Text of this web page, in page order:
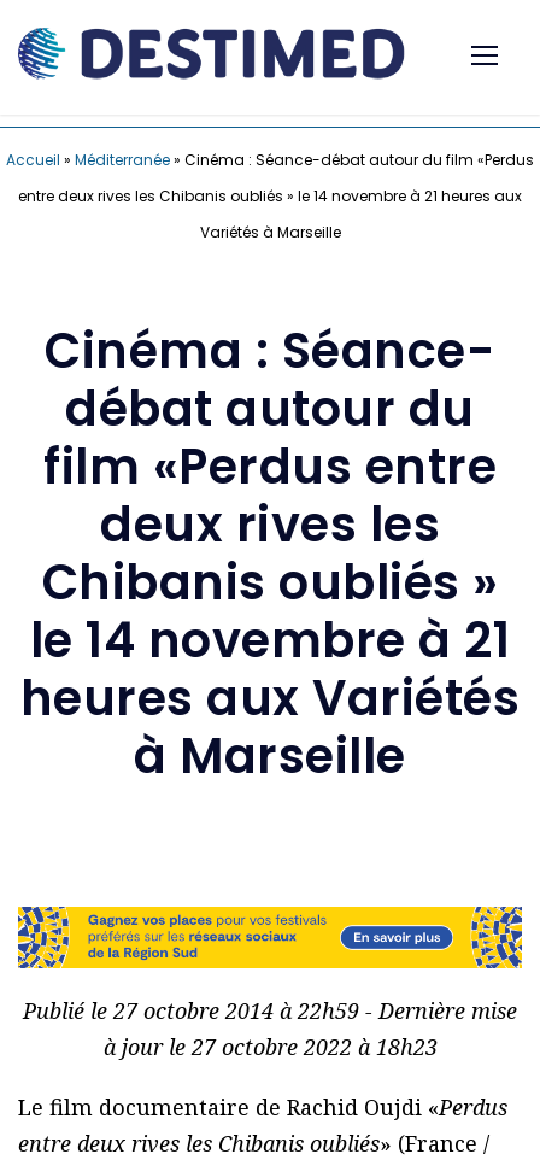
Accueil » Méditerranée» Cinéma : Séance-débat autour du film «Perdus
entre deux rives les Chibanis oubliés » le 14 novembre à 21 heures aux
Variétés à Marseille
Cinéma : Séance-
débat autour du
film «Perdus entre
deux rives les
Chibanis oubliés »
le 14 novembre à 21
heures aux Variétés
à Marseille
Publié le 27 octobre 2014 à 22h59 - Dernière mise
à jour le 27 octobre 2022 à 18h23
Le film documentaire de Rachid Oujdi «Perdus
entre deux rives les Chibanis oubliés» (France /